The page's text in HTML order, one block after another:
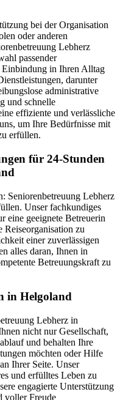
bei der Organisation
oder anderen
Lebherz
passender
Einbindung in Ihren Alltag
darunter
administrative
und schnelle
effiziente und verlässliche
um Ihre Bedürfnisse mit
erfüllen.
für 24-Stunden
Seniorenbetreuung Lebherz
Unser fachkundiges
eine geeignete Betreuerin
Reiseorganisation zu
einer zuverlässigen
alles daran, Ihnen in
Betreuungskraft zu
in Helgoland
Lebherz in
nicht nur Gesellschaft,
und behalten Ihre
möchten oder Hilfe
Ihrer Seite. Unser
und erfülltes Leben zu
engagierte Unterstützung
voller Freude